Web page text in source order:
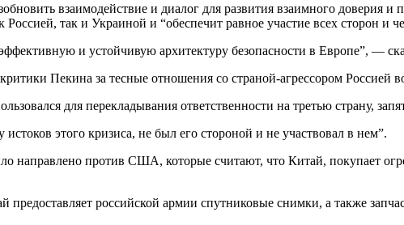
взаимодействие и диалог для развития взаимного доверия
Россией, так и Украиной и “обеспечит равное участие всех сторон и
и устойчивую архитектуру безопасности в Европе”, —
Пекина за тесные отношения со страной-агрессором Россией
для перекладывания ответственности на третью страну,
этого кризиса, не был его стороной и не участвовал в нем”.
направлено против США, которые считают, что Китай, покупает
российской армии спутниковые снимки, а также